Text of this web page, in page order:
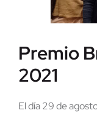
Premio
2021
El día 29 de